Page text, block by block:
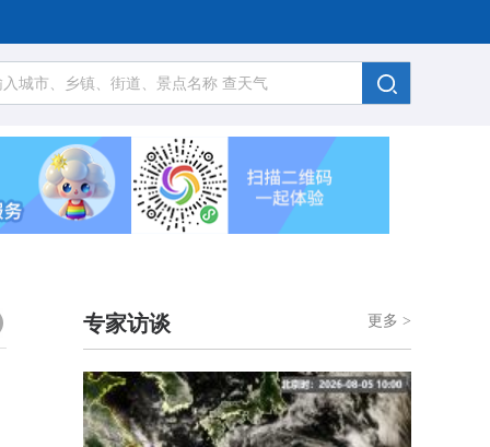
专家访谈 更多 >